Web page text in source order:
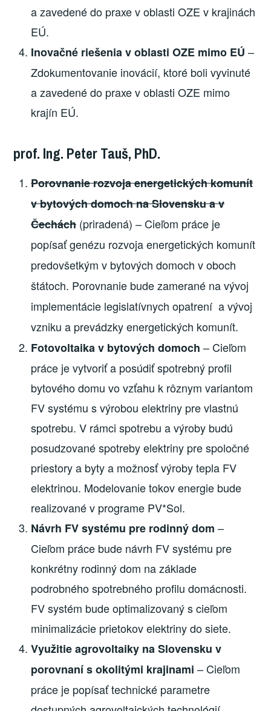
a zavedené do praxe v oblasti OZE v krajinách
EÚ.
Inovačné riešenia v oblasti OZE mimo EÚ –
Zdokumentovanie inovácií, ktoré boli vyvinuté
a zavedené do praxe v oblasti OZE mimo
krajín EÚ.
prof. Ing. Peter Tauš, PhD.
Porovnanie rozvoja energetických komunít
v bytových domoch na Slovensku a v
Čechách(priradená) – Cieľom práce je
popísať genézu rozvoja energetických komunít
predovšetkým v bytových domoch v oboch
štátoch. Porovnanie bude zamerané na vývoj
implementácie legislatívnych opatrení a vývoj
vzniku a prevádzky energetických komunít.
Fotovoltaika v bytových domoch – Cieľom
práce je vytvoriť a posúdiť spotrebný profil
bytového domu vo vzťahu k rôznym variantom
FV systému s výrobou elektriny pre vlastnú
spotrebu. V rámci spotrebu a výroby budú
posudzované spotreby elektriny pre spoločné
priestory a byty a možnosť výroby tepla FV
elektrinou. Modelovanie tokov energie bude
realizované v programe PV*Sol.
Návrh FV systému pre rodinný dom –
Cieľom práce bude návrh FV systému pre
konkrétny rodinný dom na základe
podrobného spotrebného profilu domácnosti.
FV systém bude optimalizovaný s cieľom
minimalizácie prietokov elektriny do siete.
Využitie agrovoltaiky na Slovensku v
porovnaní s okolitými krajinami – Cieľom
práce je popísať technické parametre